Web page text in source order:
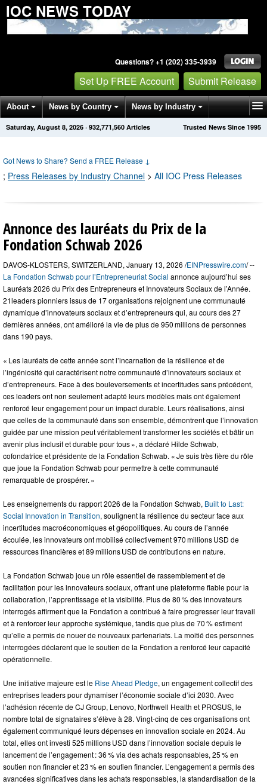
IOC NEWS TODAY
Questions? +1 (202) 335-3939
Set Up FREE Account Submit Release
About News by Country News by Industry
Get News Alerts Press Releases Trusted News Since 1995
Saturday, August 8, 2026 · 932,771,566 Articles
Got News to Share? Send a FREE Release ↓
; Press Releases by Industry Channel > All IOC Press Releases
Annonce des lauréats du Prix de la
Fondation Schwab 2026
DAVOS-KLOSTERS, SWITZERLAND, January 13, 2026 /EINPresswire.com/ --
La Fondation Schwab pour l’Entrepreneuriat Social annonce aujourd’hui ses
Lauréats 2026 du Prix des Entrepreneurs et Innovateurs Sociaux de l’Année.
21leaders pionniers issus de 17 organisations rejoignent une communauté
dynamique d’innovateurs sociaux et d’entrepreneurs qui, au cours des 27
dernières années, ont amélioré la vie de plus de 950 millions de personnes
dans 190 pays.
« Les lauréats de cette année sont l’incarnation de la résilience et de
l’ingéniosité qui caractérisent notre communauté d’innovateurs sociaux et
d’entrepreneurs. Face à des bouleversements et incertitudes sans précédent,
ces leaders ont non seulement adapté leurs modèles mais ont également
renforcé leur engagement pour un impact durable. Leurs réalisations, ainsi
que celles de la communauté dans son ensemble, démontrent que l’innovation
guidée par une mission peut véritablement transformer les sociétés et bâtir un
avenir plus inclusif et durable pour tous », a déclaré Hilde Schwab,
cofondatrice et présidente de la Fondation Schwab. « Je suis très fière du rôle
que joue la Fondation Schwab pour permettre à cette communauté
remarquable de prospérer. »
Les enseignements du rapport 2026 de la Fondation Schwab, Built to Last:
Social Innovation in Transition, soulignent la résilience du secteur face aux
incertitudes macroéconomiques et géopolitiques. Au cours de l’année
écoulée, les innovateurs ont mobilisé collectivement 970 millions USD de
ressources financières et 89 millions USD de contributions en nature.
La Fondation Schwab joue un rôle essentiel de rassemblement et de
facilitation pour les innovateurs sociaux, offrant une plateforme fiable pour la
collaboration, l’apprentissage et la visibilité. Plus de 80 % des innovateurs
interrogés affirment que la Fondation a contribué à faire progresser leur travail
et à renforcer leur approche systémique, tandis que plus de 70 % estiment
qu’elle a permis de nouer de nouveaux partenariats. La moitié des personnes
interrogées déclarent que le soutien de la Fondation a renforcé leur capacité
opérationnelle.
Une initiative majeure est le Rise Ahead Pledge, un engagement collectif des
entreprises leaders pour dynamiser l’économie sociale d’ici 2030. Avec
l’adhésion récente de CJ Group, Lenovo, Northwell Health et PROSUS, le
nombre total de signataires s’élève à 28. Vingt-cinq de ces organisations ont
également communiqué leurs dépenses en innovation sociale en 2024. Au
total, elles ont investi 525 millions USD dans l’innovation sociale depuis le
lancement de l’engagement : 36 % via des achats responsables, 25 % en
soutien non financier et 23 % en soutien financier. L’engagement a permis des
avancées significatives dans les achats responsables, la standardisation de la